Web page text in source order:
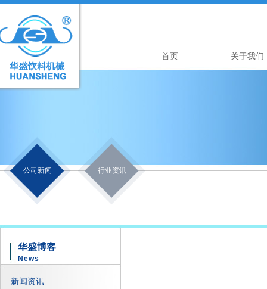
首页 关于我们
公司新闻 行业资讯
华盛博客
News
新闻资讯